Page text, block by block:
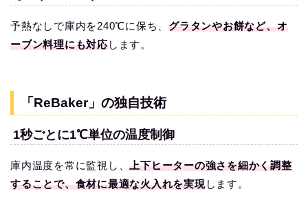
予熱なしで庫内を240℃に保ち、グラタンやお餅など、オ
ーブン料理にも対応します。
「ReBaker」の独自技術
1秒ごとに1℃単位の温度制御
庫内温度を常に監視し、上下ヒーターの強さを細かく調整
することで、食材に最適な火入れを実現します。